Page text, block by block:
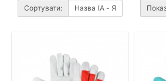
Сортувати: